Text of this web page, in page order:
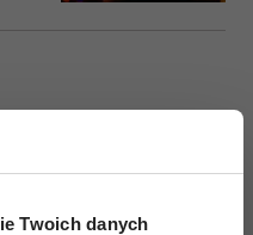
Twoich danych